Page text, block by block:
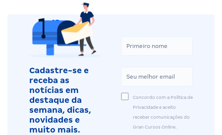
Cadastre-se e
receba as
notícias em
destaque da
semana, dicas,
novidades e
muito mais.
Concordo com a Política de
Privacidade e aceito
receber comunicações do
Gran Cursos Online.